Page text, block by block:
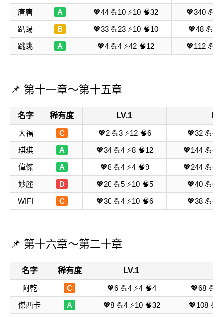
唐唐
A 💖44 💪10 ⚡10 🧠32
💖340
趴踢
B 💖33 💪23 ⚡10 🧠10
💖48
跳跳
A 💖4 💪4 ⚡42 🧠12 💖112
📌 第十一章～第十五章
名字 稀有度 LV.1
大福 C 💖2 💪3 ⚡12 🧠6
💖32 💪48
琪琪
A 💖34 💪4 ⚡8 🧠12
💖144 💪44
偉傑
A 💖8 💪4 ⚡4 🧠9
💖244 💪64
妙麗
D 💖20 💪5 ⚡10 🧠5
💖40 💪64
WIFI
C 💖30 💪4 ⚡10 🧠6 💖38 💪44
📌 第十六章～第二十章
名字 稀有度 LV.1
阿乾 C 💖6 💪4 ⚡4 🧠4
💖68
傑西卡
A 💖8 💪4 ⚡10 🧠32 💖108